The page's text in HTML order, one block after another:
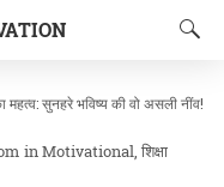
महत्व: सुनहरे भविष्य की वो असली नींव!
inMotivational शिक्षा